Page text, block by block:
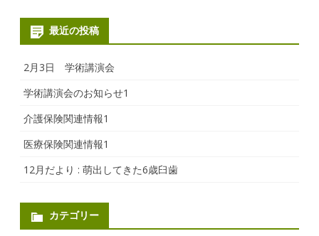
最近の投稿
2月3日 学術講演会
学術講演会のお知らせ1
介護保険関連情報1
医療保険関連情報1
12月だより : 萌出してきた6歳臼歯
カテゴリー